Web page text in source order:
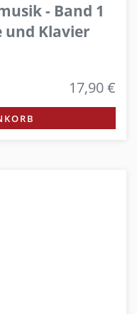
- Band 1
und Klavier
17,90 €